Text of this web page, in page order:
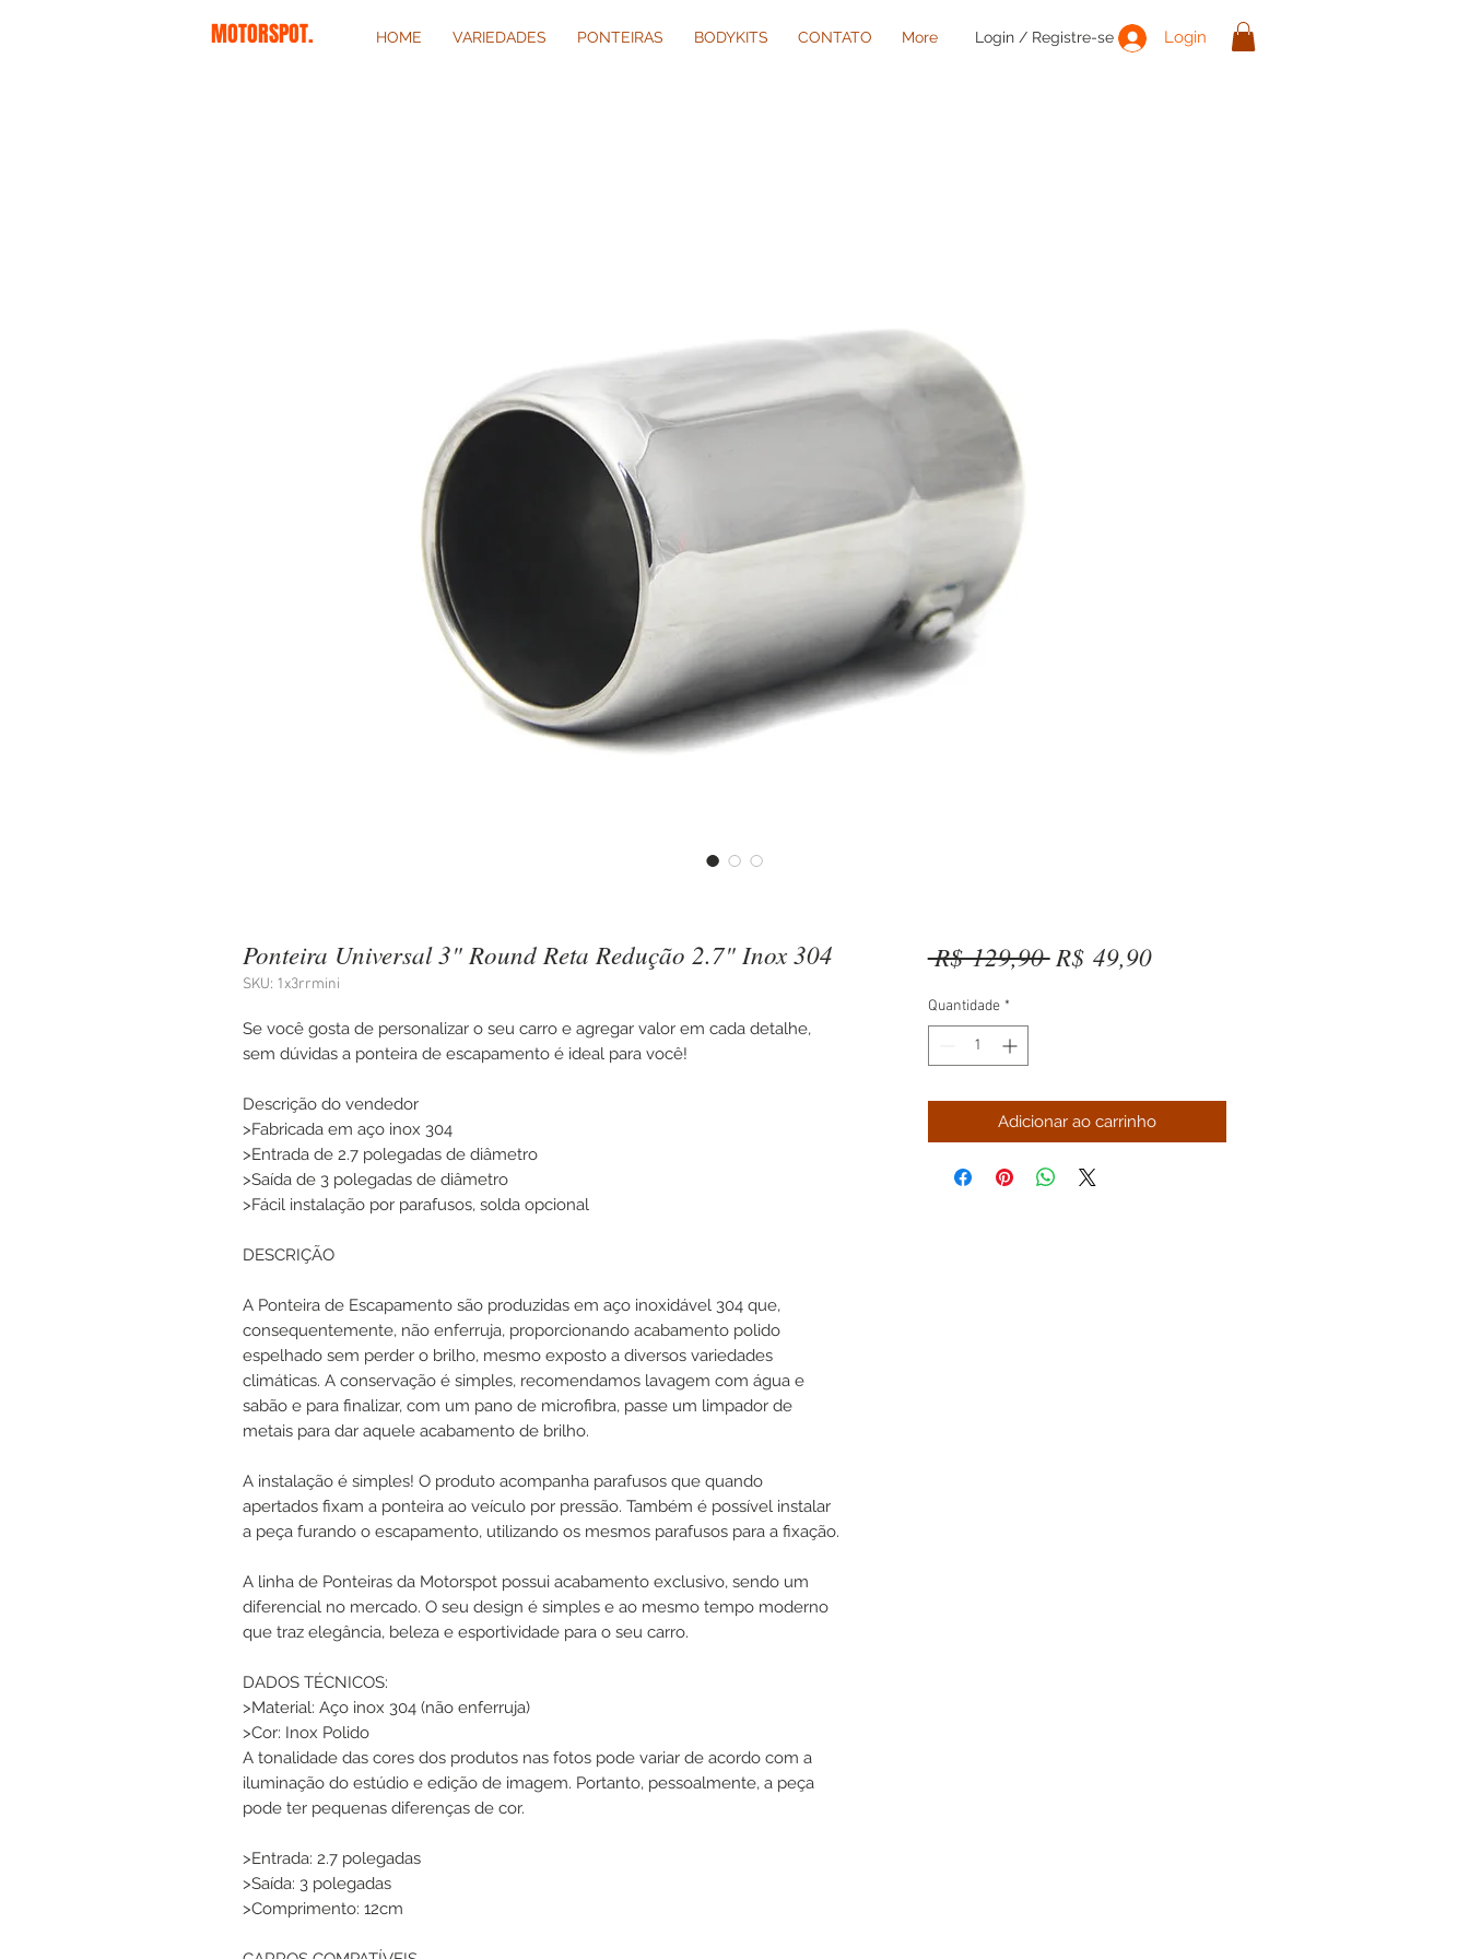
HOME VARIEDADES PONTEIRAS BODYKITS CONTATO More
MOTORSPOT. Login / Registre-se Login
Ponteira Universal 3" Round Reta Redução 2.7" Inox 304
SKU: 1x3rrmini
Se você gosta de personalizar o seu carro e agregar valor em cada detalhe,
sem dúvidas a ponteira de escapamento é ideal para você!
Descrição do vendedor
>Fabricada em aço inox 304
>Entrada de 2.7 polegadas de diâmetro
>Saída de 3 polegadas de diâmetro
>Fácil instalação por parafusos, solda opcional
DESCRIÇÃO
A Ponteira de Escapamento são produzidas em aço inoxidável 304 que,
consequentemente, não enferruja, proporcionando acabamento polido
espelhado sem perder o brilho, mesmo exposto a diversos variedades
climáticas. A conservação é simples, recomendamos lavagem com água e
sabão e para finalizar, com um pano de microfibra, passe um limpador de
metais para dar aquele acabamento de brilho.
A instalação é simples! O produto acompanha parafusos que quando
apertados fixam a ponteira ao veículo por pressão. Também é possível instalar
a peça furando o escapamento, utilizando os mesmos parafusos para a fixação.
A linha de Ponteiras da Motorspot possui acabamento exclusivo, sendo um
diferencial no mercado. O seu design é simples e ao mesmo tempo moderno
que traz elegância, beleza e esportividade para o seu carro.
DADOS TÉCNICOS:
>Material: Aço inox 304 (não enferruja)
>Cor: Inox Polido
A tonalidade das cores dos produtos nas fotos pode variar de acordo com a
iluminação do estúdio e edição de imagem. Portanto, pessoalmente, a peça
pode ter pequenas diferenças de cor.
>Entrada: 2.7 polegadas
>Saída: 3 polegadas
>Comprimento: 12cm
R$ 129,90 Preço
R$ 49,90Preço
Quantidade *
Adicionar ao carrinho